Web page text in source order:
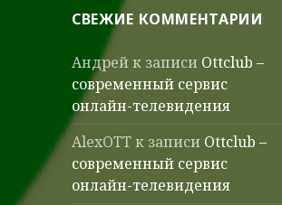
СВЕЖИЕ КОММЕНТАРИИ
Андрейк записи Ottclub –
современный сервис
онлайн-телевидения
AlexOTTк записи Ottclub –
современный сервис
онлайн-телевидения